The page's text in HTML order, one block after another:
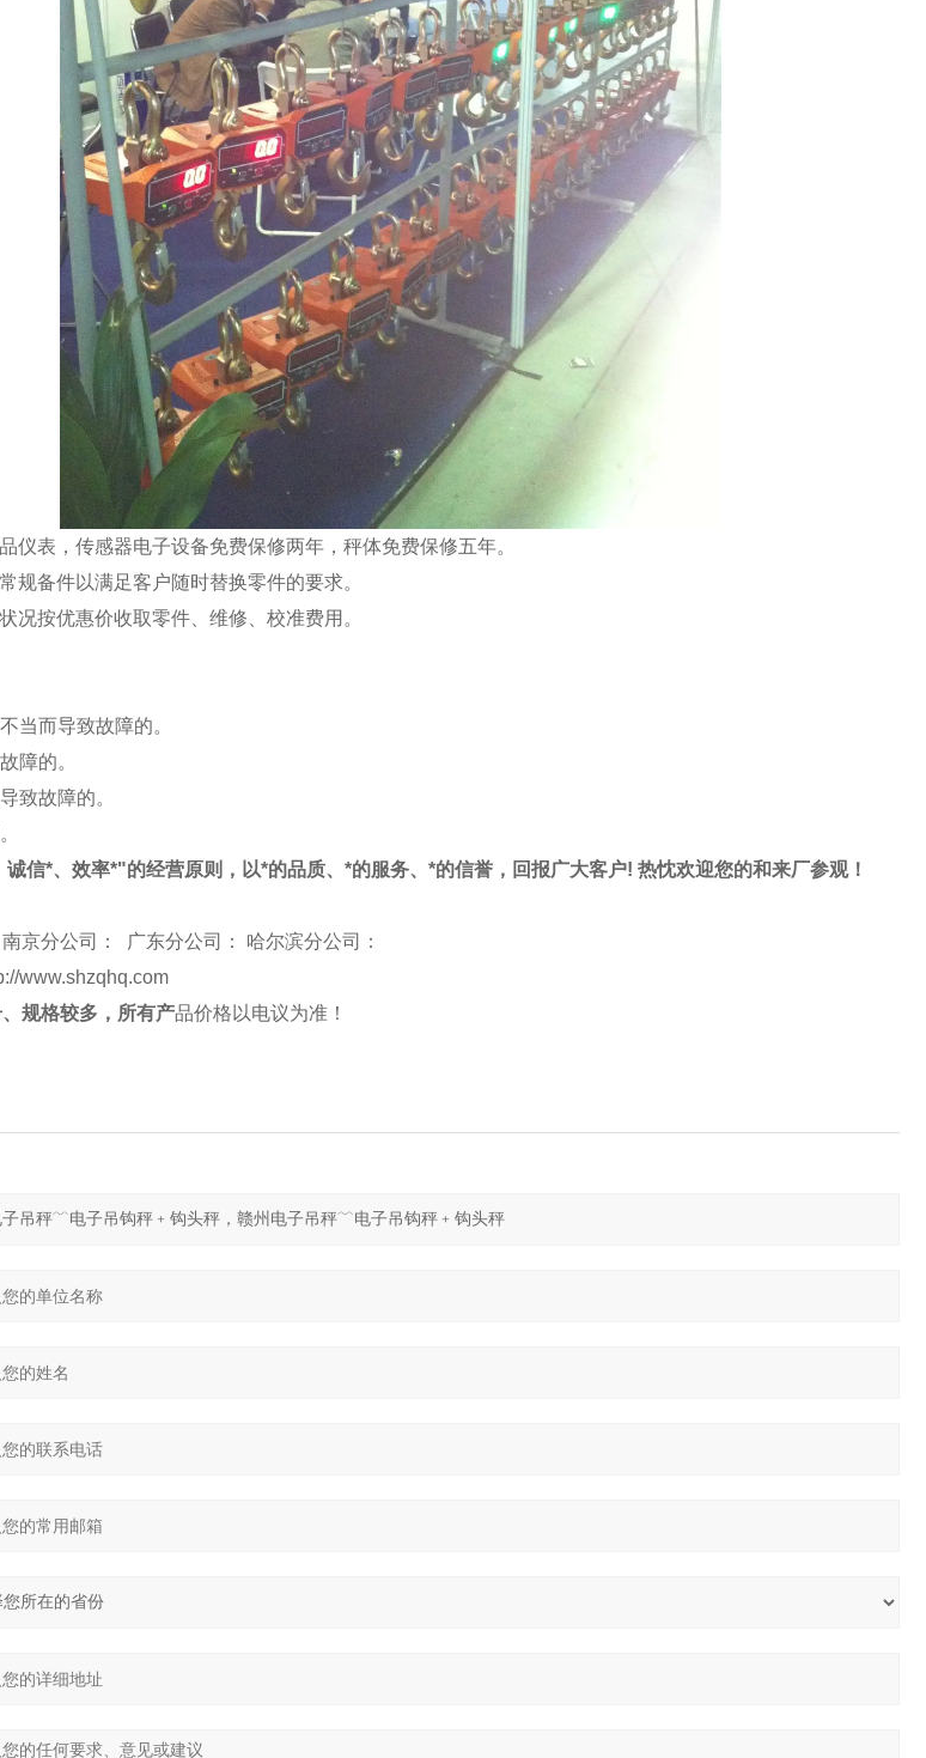
仪表，传感器电子设备免费保修两年，秤体免费保修五年。
规备件以满足客户随时替换零件的要求。
况按优惠价收取零件、维修、校准费用。
当而导致故障的。
障的。
致故障的。
信*、效率*"的经营原则，以*的品质、*的服务、*的信誉，回报广大客户! 热忱欢迎您的和来厂参观！
京分公司： 广东分公司： 哈尔滨分公司：
www.shzqhq.com
规格较多，所有产品价格以电议为准！